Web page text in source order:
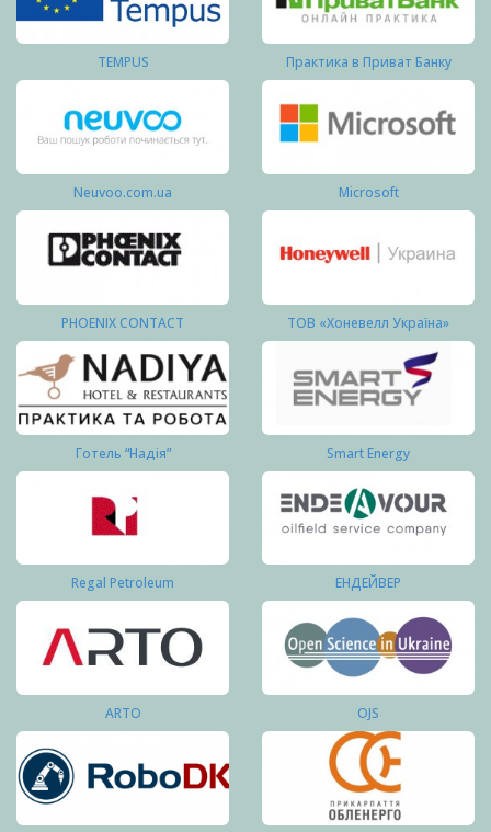
TEMPUS Практика в Приват Банку
Neuvoo.com.ua Microsoft
PHOENIX CONTACT ТОВ «Хоневелл Україна»
Готель “Надія” Smart Energy
Regal Petroleum ЕНДЕЙВЕР
ARTO OJS